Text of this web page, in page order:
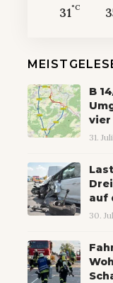
31°C
B
vier
31.
auf
30.